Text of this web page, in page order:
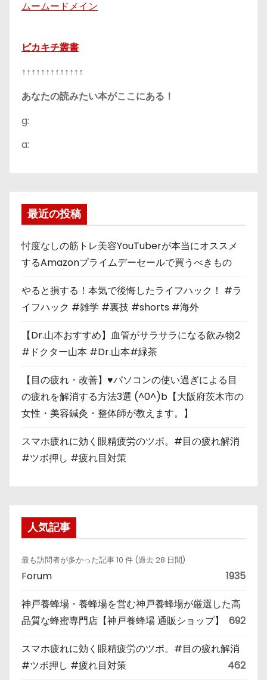
ムームードメイン
ピカキチ叢書
↑↑↑↑↑↑↑↑↑↑↑↑↑
あなたの読みたい本がここにある！
g:
a:
最近の投稿
忖度なしの筋トレ美容YouTuberが本当にオススメ
するAmazonプライムデーセールで買うべきもの
やると損する！本気で後悔したライフハック！ #ラ
イフハック #雑学 #裏技 #shorts #海外
【Dr.山本おすすめ】血管がサラサラになる飲み物2
#ドクター山本 #Dr.山本#緑茶
【目の疲れ・改善】♥パソコンの使い過ぎによる目
の疲れを解消する方法3選 (^0^)b【大阪府茨木市の
女性・美容鍼灸・整体師が教えます。】
スマホ疲れに効く眼精疲労のツボ。#目の疲れ解消
#ツボ押し #疲れ目対策
人気記事
最も訪問者が多かった記事 10 件 (過去 28 日間)
Forum 1935
神戸養蜂場・養蜂場を営む神戸養蜂場が厳選した高
品質な蜂蜜専門店【神戸養蜂場 通販ショップ】
692
スマホ疲れに効く眼精疲労のツボ。#目の疲れ解消
#ツボ押し #疲れ目対策
462